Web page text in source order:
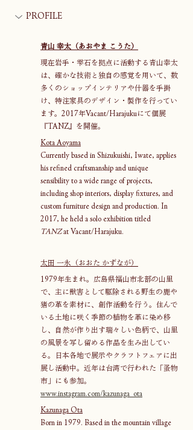
PROFILE
青山 幸太（あおやま こうた）
現在岩手・雫石を拠点に活動する青山幸太
は、確かな技術と独自の感覚を用いて、数
多くのショップインテリアや什器を手掛
け、特注家具のデザイン・製作を行ってい
ます。2017年Vacant/Harajukuにて個展
『TANZ』を開催。
Kota Aoyama
Currently based in Shizukuishi, Iwate, applies
his refined craftsmanship and unique
sensibility to a wide range of projects,
including shop interiors, display fixtures, and
custom furniture design and production. In
2017, he held a solo exhibition titled
TANZ at Vacant/Harajuku.
太田 一永（おおた かずなが）
1979年生まれ。広島県福山市北部の山里
で、主に獣害として駆除される野生の鹿や
猪の革を素材に、創作活動を行う。住んで
いる土地に咲く季節の植物を革に染め移
し、自然が作り出す瑞々しい色柄で、山里
の風景を写し留める作品を生み出してい
る。日本各地で展示やクラフトフェアに出
展し活動中。近年は台湾で行われた「蚤物
市」にも参加。
www.instagram.com/kazunaga_ota
Kazunaga Ota
Born in 1979. Based in the mountain village